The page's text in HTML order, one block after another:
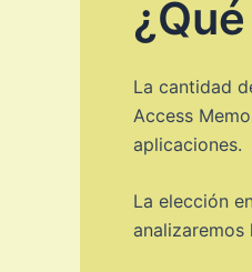
La cantidad
Access
aplicaciones.
La elección